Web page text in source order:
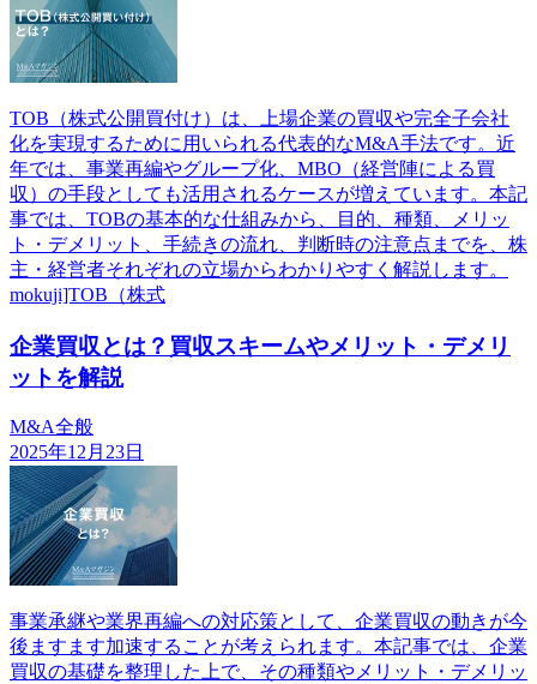
TOB（株式公開買付け）は、上場企業の買収や完全子会社
化を実現するために用いられる代表的なM&A手法です。近
年では、事業再編やグループ化、MBO（経営陣による買
収）の手段としても活用されるケースが増えています。本記
事では、TOBの基本的な仕組みから、目的、種類、メリッ
ト・デメリット、手続きの流れ、判断時の注意点までを、株
主・経営者それぞれの立場からわかりやすく解説します。
mokuji]TOB（株式
企業買収とは？買収スキームやメリット・デメリ
ットを解説
M&A全般
2025年12月23日
事業承継や業界再編への対応策として、企業買収の動きが今
後ますます加速することが考えられます。本記事では、企業
買収の基礎を整理した上で、その種類やメリット・デメリッ